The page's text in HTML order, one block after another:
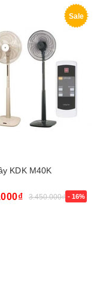
Sale
KDK M40K
3.450.000₫ - 16%